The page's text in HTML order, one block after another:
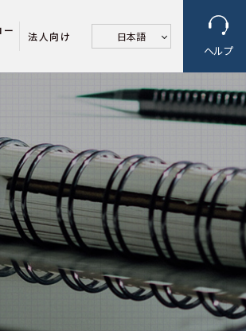
ー 法人向け 日本語
ヘルプ